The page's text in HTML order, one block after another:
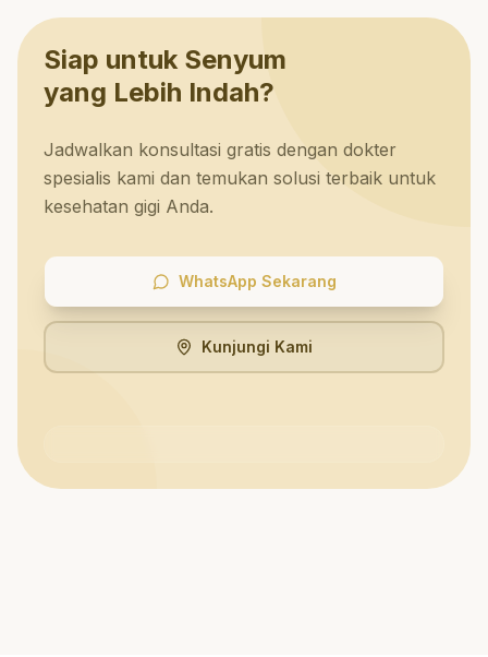
Siap untuk Senyum
yang Lebih Indah?
Jadwalkan konsultasi gratis dengan dokter
spesialis kami dan temukan solusi terbaik untuk
kesehatan gigi Anda.
WhatsApp Sekarang
Kunjungi Kami